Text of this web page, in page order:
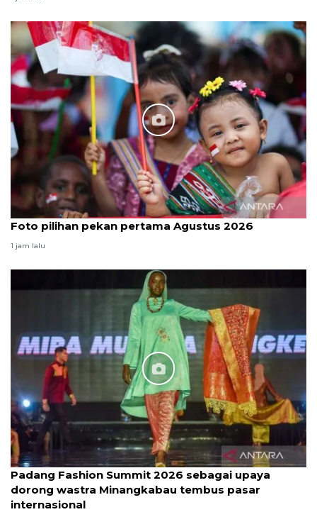
Foto pilihan pekan pertama Agustus 2026
1 jam lalu
Padang Fashion Summit 2026 sebagai upaya
dorong wastra Minangkabau tembus pasar
internasional